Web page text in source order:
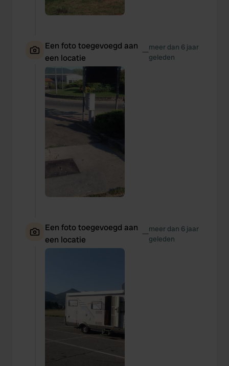
Een foto toegevoegd aan
een locatie
—meer dan 6 jaar
geleden
Een foto toegevoegd aan
een locatie
—meer dan 6 jaar
geleden